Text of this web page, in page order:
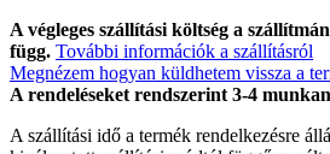
A végleges szállítási költség a
függ. További információk a szállításról
Megnézem hogyan küldhetem vissza a
A rendeléseket rendszerint 3-4
A szállítási idő a termék rendelkezésre